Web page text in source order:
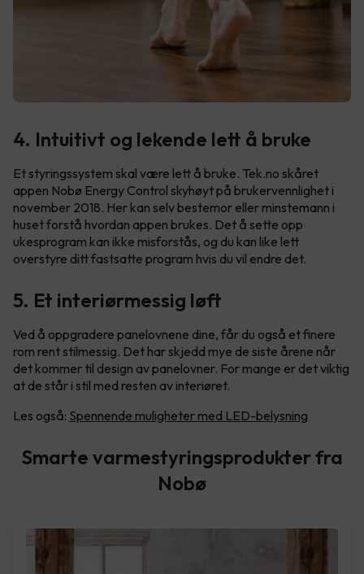
4. Intuitivt og lekende lett å bruke
Et styringssystem skal være lett å bruke. Tek.no skåret
appen Nobø Energy Control skyhøyt på brukervennlighet i
november 2018. Her kan selv bestemor eller minstemann i
huset forstå hvordan appen brukes. Det å sette opp
ukesprogram kan ikke misforstås, og du kan like lett
overstyre ditt fastsatte program hvis du vil endre det.
5. Et interiørmessig løft
Ved å oppgradere panelovnene dine, får du også et finere
rom rent stilmessig. Det har skjedd mye de siste årene når
det kommer til design av panelovner. For mange er det viktig
at de står i stil med resten av interiøret.
Les også: Spennende muligheter med LED-belysning
Smarte varmestyringsprodukter fra
Nobø